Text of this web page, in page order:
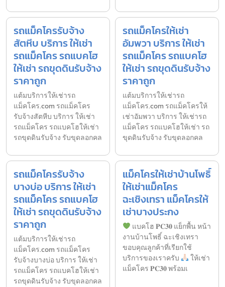
รถแม็คโครรับจ้าง
สัตหีบ บริการ ให้เช่า
รถแม็คโคร รถแบคโฮ
ให้เช่า รถขุดดินรับจ้าง
ราคาถูก
แต้มบริการให้เช่ารถ
แม็คโคร.com รถแม็คโคร
รับจ้างสัตหีบ บริการ ให้เช่า
รถแม็คโคร รถแบคโฮให้เช่า
รถขุดดินรับจ้าง รับขุดลอกคล
รถแม็คโครให้เช่า
อัมพวา บริการ ให้เช่า
รถแม็คโคร รถแบคโฮ
ให้เช่า รถขุดดินรับจ้าง
ราคาถูก
แต้มบริการให้เช่ารถ
แม็คโคร.com รถแม็คโครให้
เช่าอัมพวา บริการ ให้เช่ารถ
แม็คโคร รถแบคโฮให้เช่า รถ
ขุดดินรับจ้าง รับขุดลอกคล
รถแม็คโครรับจ้าง
บางบ่อ บริการ ให้เช่า
รถแม็คโคร รถแบคโฮ
ให้เช่า รถขุดดินรับจ้าง
ราคาถูก
แต้มบริการให้เช่ารถ
แม็คโคร.com รถแม็คโคร
รับจ้างบางบ่อ บริการ ให้เช่า
รถแม็คโคร รถแบคโฮให้เช่า
รถขุดดินรับจ้าง รับขุดลอกคล
แม็คโครให้เช่าบ้านโพธิ์
ให้เช่าแม็คโคร
ฉะเชิงเทรา แม็คโครให้
เช่าบางประกง
แบคโฮ 𝐏𝐂𝟑𝟎 แย็กพื้น หน้า
งานบ้านโพธิ์ ฉะเชิงเทรา
ขอบคุณลูกค้าที่เรียกใช้
บริการของเราครับ
ให้เช่า
แม็คโคร 𝐏𝐂𝟑𝟎 พร้อมเ